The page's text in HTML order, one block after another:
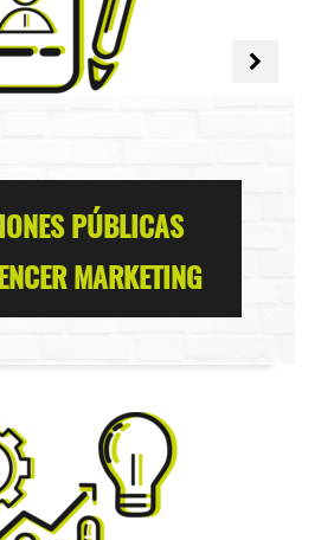
PÚBLICAS
MARKETING